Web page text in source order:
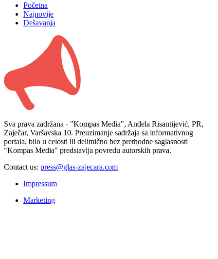
Početna
Najnovije
Dešavanja
Sva prava zadržana - "Kompas Media", Anđela Risantijević, PR,
Zaječar, Varšavska 10. Preuzimanje sadržaja sa informativnog
portala, bilo u celosti ili delimično bez prethodne saglasnosti
"Kompas Media" predstavlja povredu autorskih prava.
Contact us: press@glas-zajecara.com
Impressum
Marketing